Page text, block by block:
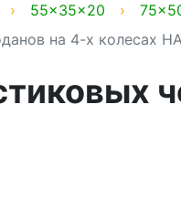
55x35x20
на 4-х колесах